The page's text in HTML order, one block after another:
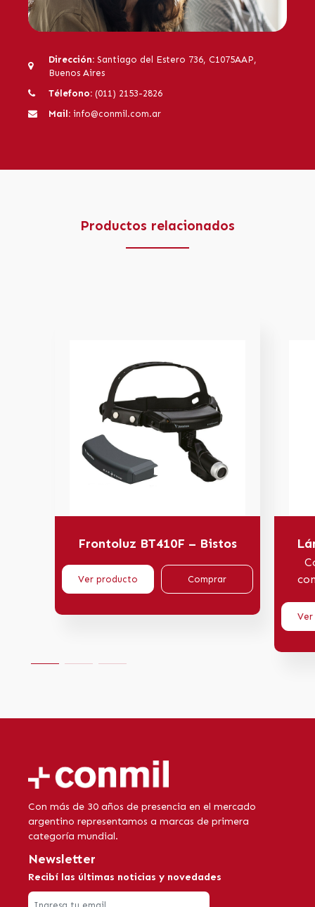
Dirección:Santiago del Estero 736, C1075AAP,
Buenos Aires
Télefono:(011) 2153-2826
Mail:info@conmil.com.ar
Productos relacionados
Frontoluz BT410F – Bistos
Ver producto Comprar
Con más de 30 años de presencia en el mercado
argentino representamos a marcas de primera
categoría mundial.
Newsletter
Recibí las últimas noticias y novedades